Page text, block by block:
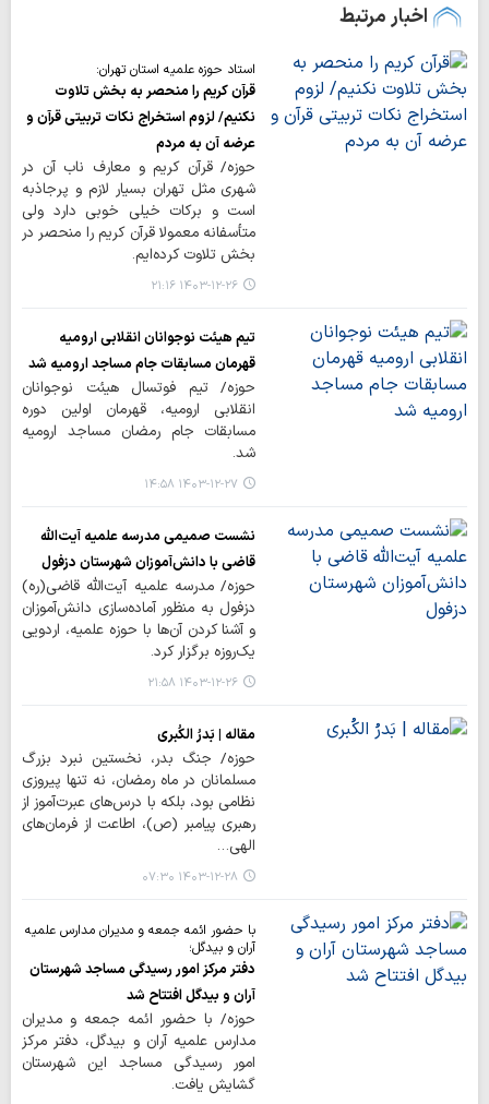
اخبار مرتبط
استاد حوزه علمیه استان تهران:
قرآن کریم را منحصر به بخش تلاوت
نکنیم/ لزوم استخراج نکات تربیتی قرآن و
عرضه آن به مردم
حوزه/ قرآن کریم و معارف ناب آن در
شهری مثل تهران بسیار لازم و پرجاذبه
است و برکات خیلی خوبی دارد ولی
متأسفانه معمولا قرآن کریم را منحصر در
بخش تلاوت کرده‌ایم.
۱۴۰۳-۱۲-۲۶ ۲۱:۱۶
تیم هیئت نوجوانان انقلابی ارومیه
قهرمان مسابقات جام مساجد ارومیه شد
حوزه/ تیم فوتسال هیئت نوجوانان
انقلابی ارومیه، قهرمان اولین دوره
مسابقات جام رمضان مساجد ارومیه
شد.
۱۴۰۳-۱۲-۲۷ ۱۴:۵۸
نشست صمیمی مدرسه علمیه آیت‌الله
قاضی با دانش‌آموزان شهرستان دزفول
حوزه/ مدرسه علمیه آیت‌الله قاضی(ره)
دزفول به منظور آماده‌سازی دانش‌آموزان
و آشنا کردن آن‌ها با حوزه علمیه، اردویی
یک‌روزه برگزار کرد.
۱۴۰۳-۱۲-۲۶ ۲۱:۵۸
مقاله | بَدرُ الکُبری
حوزه/ جنگ بدر، نخستین نبرد بزرگ
مسلمانان در ماه رمضان، نه تنها پیروزی
نظامی بود، بلکه با درس‌های عبرت‌آموز از
رهبری پیامبر (ص)، اطاعت از فرمان‌های
الهی…
۱۴۰۳-۱۲-۲۸ ۰۷:۳۰
با حضور ائمه جمعه و مدیران مدارس علمیه
آران و بیدگل؛
دفتر مرکز امور رسیدگی مساجد شهرستان
آران و بیدگل افتتاح شد
حوزه/ با حضور ائمه جمعه و مدیران
مدارس علمیه آران و بیدگل، دفتر مرکز
امور رسیدگی مساجد این شهرستان
گشایش یافت.